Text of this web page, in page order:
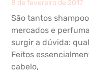
8 de fevereiro de 2017
São tantos
mercados e
surgir a dúvida:
Feitos
cabelo,